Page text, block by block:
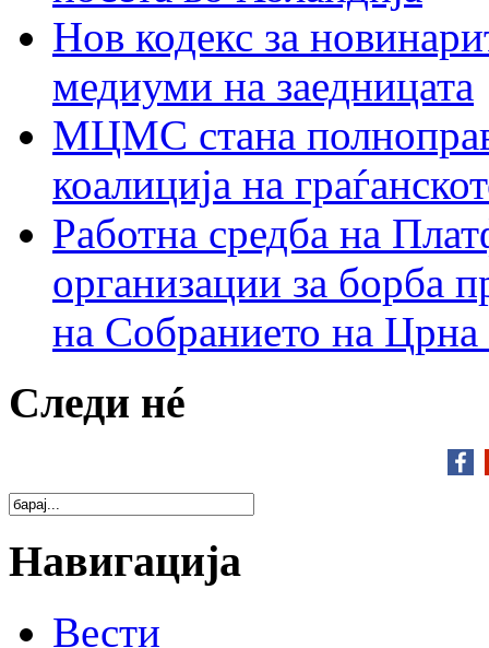
Нов кодекс за
медиуми на заедницата
МЦМС стана
коалиција на
Работна средба на
организации за борба
на Собранието на Црна
Следи нé
Навигација
Вести